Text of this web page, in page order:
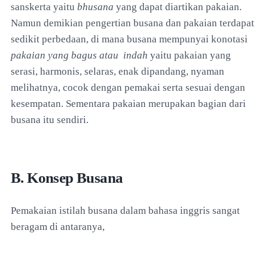
sanskerta yaitu bhusana yang dapat diartikan pakaian.
Namun demikian pengertian busana dan pakaian terdapat
sedikit perbedaan, di mana busana mempunyai konotasi
pakaian yang bagus atau indah yaitu pakaian yang
serasi, harmonis, selaras, enak dipandang, nyaman
melihatnya, cocok dengan pemakai serta sesuai dengan
kesempatan. Sementara pakaian merupakan bagian dari
busana itu sendiri.
B. Konsep Busana
Pemakaian istilah busana dalam bahasa inggris sangat
beragam di antaranya,